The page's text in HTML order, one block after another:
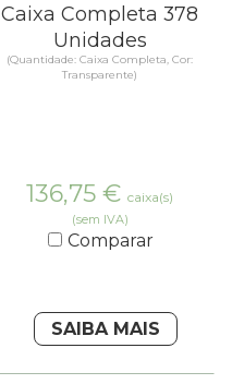
Caixa Completa 378
Unidades
(Quantidade: Caixa Completa, Cor:
Transparente)
136,75 € caixa(s)
(sem IVA)
Comparar
SAIBA MAIS